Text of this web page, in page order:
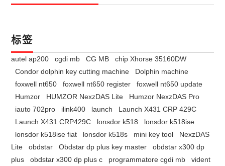
标签
autel ap200 cgdi mb CG MB
chip Xhorse 35160DW
Condor dolphin key cutting machine
Dolphin machine
foxwell nt650
foxwell nt650 register
foxwell nt650 update
Humzor
HUMZOR NexzDAS Lite
Humzor NexzDAS Pro
iauto 702pro
ilink400 launch
Launch X431 CRP 429C
Launch X431 CRP429C
lonsdor k518
lonsdor k518ise
lonsdor k518ise fiat
lonsdor k518s mini key tool
NexzDAS
Lite
obdstar Obdstar dp plus key master
obdstar x300 dp
plus
obdstar x300 dp plus c programmatore cgdi mb
vident